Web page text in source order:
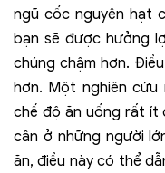
ngũ cốc nguyên hạt
bạn sẽ được hưởng
chúng chậm hơn.
hơn. Một nghiên cứu
chế độ ăn uống rất ít
cân ở những người
ăn, điều này có thể